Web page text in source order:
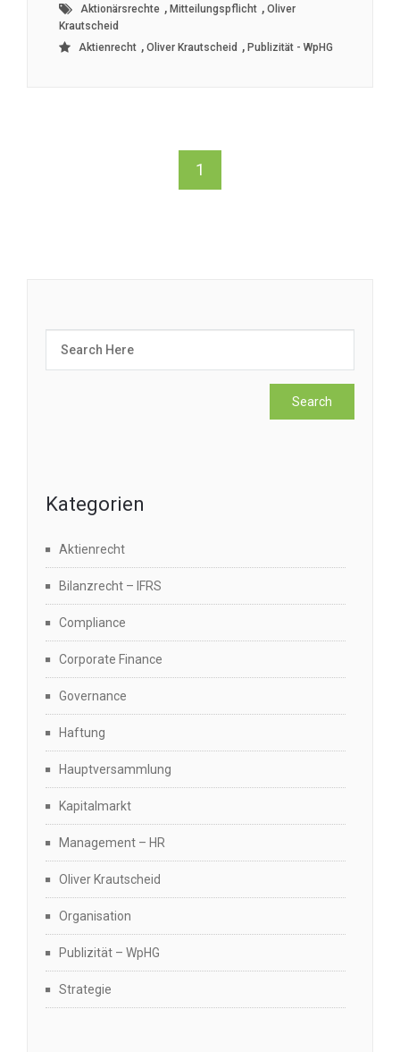
Aktionärsrechte , Mitteilungspflicht , Oliver
Krautscheid
Aktienrecht , Oliver Krautscheid , Publizität - WpHG
1
Kategorien
Aktienrecht
Bilanzrecht – IFRS
Compliance
Corporate Finance
Governance
Haftung
Hauptversammlung
Kapitalmarkt
Management – HR
Oliver Krautscheid
Organisation
Publizität – WpHG
Strategie